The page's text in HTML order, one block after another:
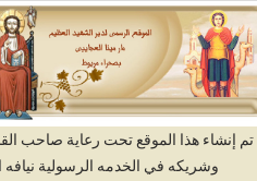
إنشاء هذا الموقع تحت رعاية صاحب
وشريكه في الخدمه الرسولية نيافه